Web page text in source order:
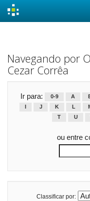
Navegando por
Cezar Corrêa
Ir para: 0-9 A
J K L
T
U
ou entre
Classificar por: